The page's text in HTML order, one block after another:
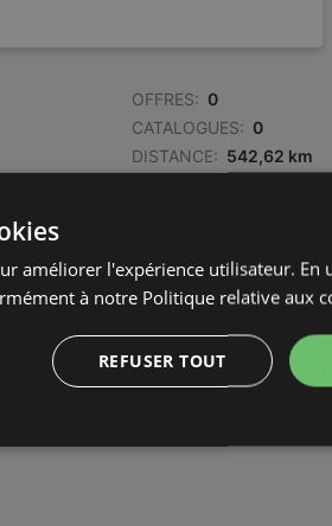
OFFRES: 0
CATALOGUES: 0
DISTANCE: 542,62 km
améliorer l'expérience utilisateur. En
à notre Politique relative aux
REFUSER TOUT